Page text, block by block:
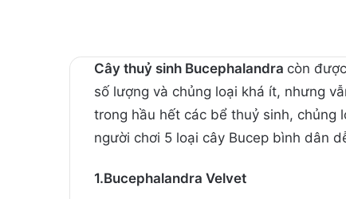
Cây thuỷ sinh Bucephalandra còn
số lượng và chủng loại khá ít, nhưng
trong hầu hết các bể thuỷ sinh, chủng
người chơi 5 loại cây Bucep bình dân
1.Bucephalandra Velvet